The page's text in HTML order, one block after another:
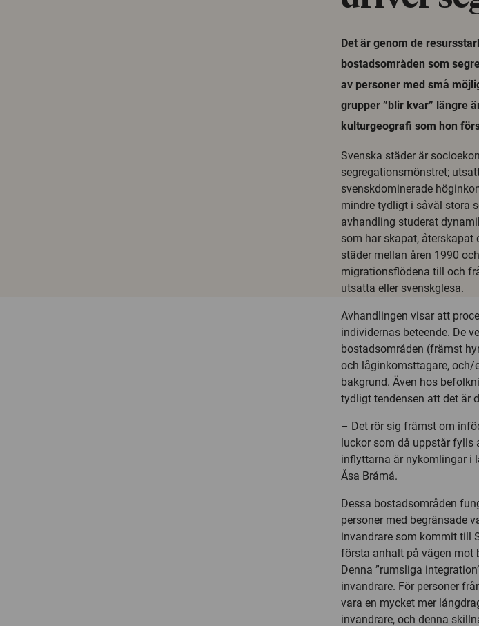
Det är genom de
bostadsområden som
av personer med små
grupper ”blir kvar” längre
kulturgeografi som hon
Svenska städer är
segregationsmönstret;
svenskdominerade
mindre tydligt i såväl stora
avhandling studerat
som har skapat,
städer mellan åren 1990
migrationsflödena till och
utsatta eller svenskglesa.
Avhandlingen visar att
individernas beteende. De
bostadsområden (främst
och låginkomsttagare, och/
bakgrund. Även hos
tydligt tendensen att det är
– Det rör sig främst om
luckor som då uppstår fylls
inflyttarna är nykomlingar i
Åsa Bråmå.
Dessa bostadsområden
personer med begränsade
invandrare som kommit till
första anhalt på vägen mot
Denna ”rumsliga
invandrare. För personer
vara en mycket mer
invandrare, och denna